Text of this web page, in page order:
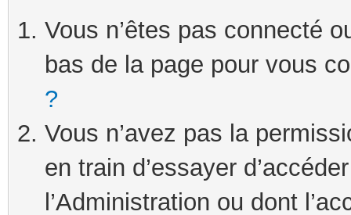
Vous n’êtes pas connecté
bas de la page pour vous
?
Vous n’avez pas la
en train d’essayer
l’Administration ou dont